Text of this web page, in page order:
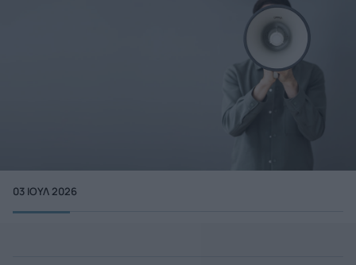
03 ΙΟΥΛ 2026